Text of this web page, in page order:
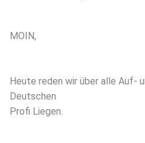
MOIN,
Heute reden wir über alle Auf-
Deutschen
Profi Liegen.